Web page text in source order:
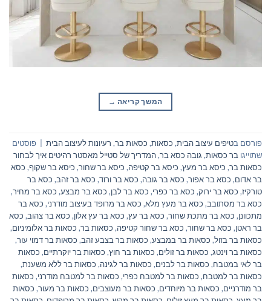
המשך קריאה →
פורסם בטיפים עיצוב הבית, כסאות, כסאות בר, רעיונות לעיצוב הבית
פוסטים
שתוייגו בר כסאות, גובה כסא בר,המדריך של סטייל מאסטר רהיטים איך לבחור
כסאות בר, כיסא בר מעץ, כיסא בר קטיפה, כיסא בר שחור, כיסא בר שקוף, כסא
בר אדום, כסא בר אפור, כסא בר גובה, כסא בר ורוד, כסא בר זהב, כסא בר
טורקיז, כסא בר ירוק, כסא בר כפרי, כסא בר לבן, כסא בר מבצע, כסא בר מחיר,
כסא בר מסתובב, כסא בר מעץ מלא, כסא בר מרופד בעיצוב מודרני, כסא בר
מתכוונן, כסא בר מתכת שחור, כסא בר עץ, כסא בר עץ אלון, כסא בר צהוב, כסא
בר ראטן, כסא בר שחור, כסא בר שחור קטיפה, כסאות בר, כסאות בר אלומיניום,
כסאות בר בזול, כסאות בר במבצע, כסאות בר בצבע זהב, כסאות בר דמוי עור,
כסאות בר וינטג, כסאות בר זולים, כסאות בר חוץ, כסאות בר יוקרתיים, כסאות
בר לאי במטבח, כסאות בר לבנים, כסאות בר לגינה, כסאות בר ללא משענת,
כסאות בר למטבח, כסאות בר למטבח כפרי, כסאות בר למטבח מודרני, כסאות
בר מודרניים, כסאות בר מיוחדים, כסאות בר מעוצבים, כסאות בר מעור, כסאות